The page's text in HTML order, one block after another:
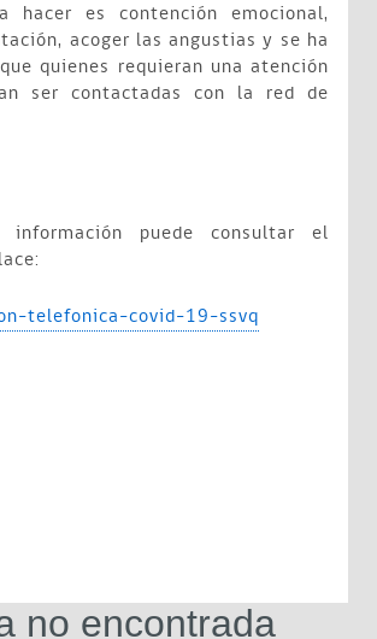
hacer es contención emocional,
acoger las angustias y se ha
quienes requieran una atención
ser contactadas con la red de
información puede consultar el
telefonica-covid-19-ssvq
no encontrada